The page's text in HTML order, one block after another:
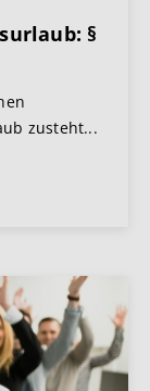
§
zusteht...